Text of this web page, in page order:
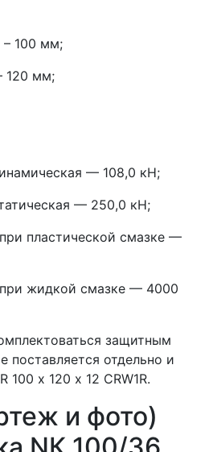
– 100 мм;
120 мм;
— 108,0 кН;
— 250,0 кН;
пластической смазке —
жидкой смазке — 4000
защитным
поставляется отдельно и
х 120 х 12 CRW1R.
и фото)